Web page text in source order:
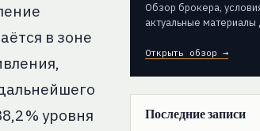
в зоне
% уровня
Обзор брокера,
актуальные материалы
Открыть обзор →
Последние записи